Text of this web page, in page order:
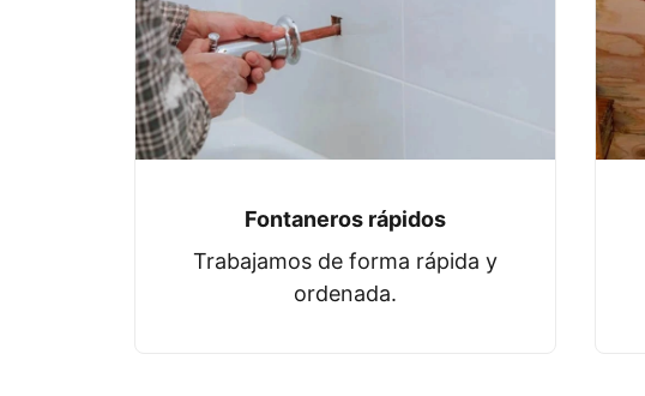
Fontaneros rápidos
Trabajamos de forma rápida y
ordenada.